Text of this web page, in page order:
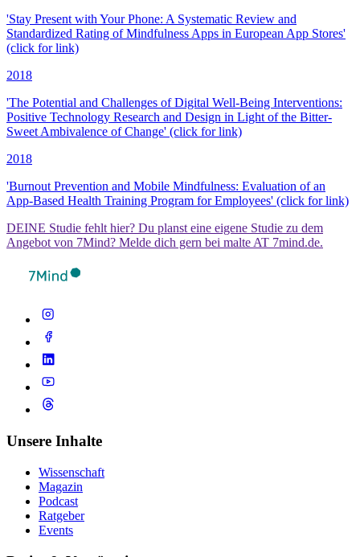
'Stay Present with Your Phone: A Systematic Review and
Standardized Rating of Mindfulness Apps in European App Stores'
(click for link)
2018
'The Potential and Challenges of Digital Well-Being Interventions:
Positive Technology Research and Design in Light of the Bitter-
Sweet Ambivalence of Change' (click for link)
2018
'Burnout Prevention and Mobile Mindfulness: Evaluation of an
App-Based Health Training Program for Employees' (click for link)
DEINE Studie fehlt hier? Du planst eine eigene Studie zu dem
Angebot von 7Mind? Melde dich gern bei malte AT 7mind.de.
Unsere Inhalte
Wissenschaft
Magazin
Podcast
Ratgeber
Events